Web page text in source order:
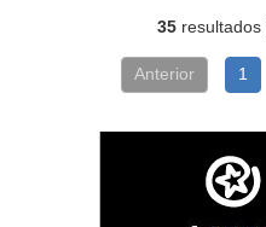
35
Anterior 1